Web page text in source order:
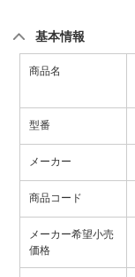
基本情報
商品名
型番
メーカー
商品コード
メーカー希望小売
価格